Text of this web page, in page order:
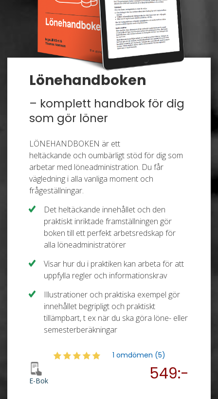
Lönehandboken
– komplett handbok för dig
som gör löner
LÖNEHANDBOKEN är ett
heltäckande och oumbärligt stöd för dig som
arbetar med löneadministration. Du får
vägledning i alla vanliga moment och
frågeställningar.
Det heltäckande innehållet och den
praktiskt inriktade framställningen gör
boken till ett perfekt arbetsredskap för
alla löneadministratörer
Visar hur du i praktiken kan arbeta för att
uppfylla regler och informationskrav
Illustrationer och praktiska exempel gör
innehållet begripligt och praktiskt
tillämpbart, t ex när du ska göra löne- eller
semesterberäkningar
1 omdömen (5)
E-Bok 549:-